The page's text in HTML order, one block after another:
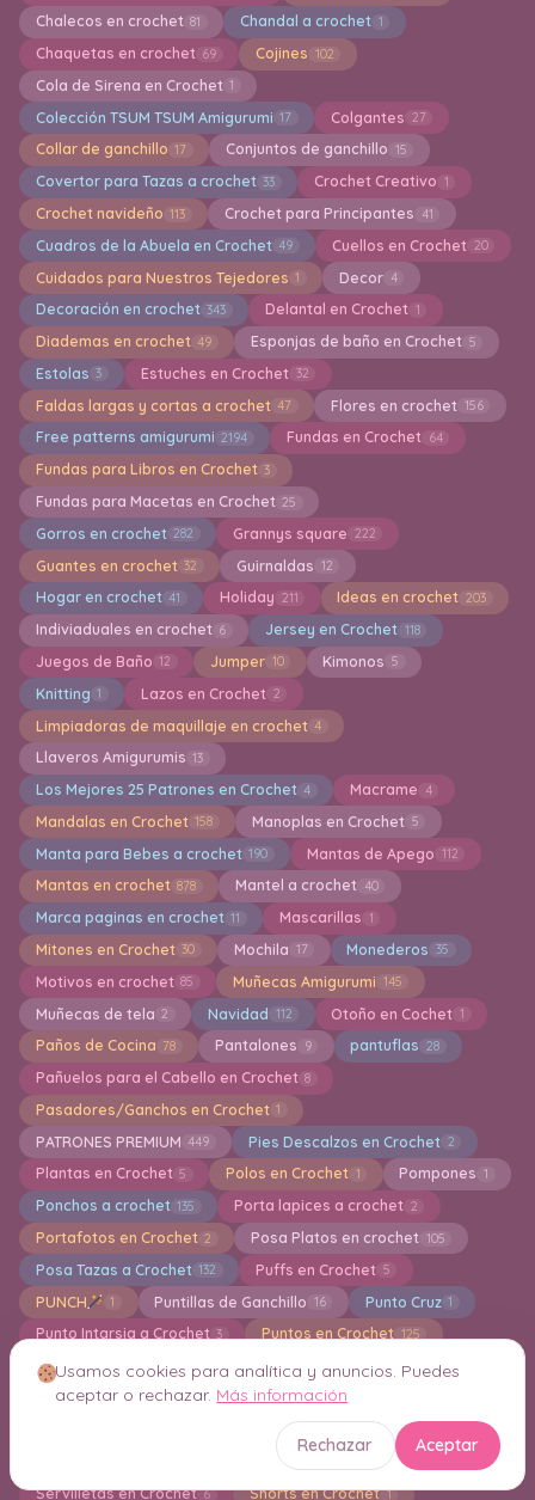
Chalecos en crochet 81 Chandal a crochet 1
Chaquetas en crochet 69 Cojines 102
Cola de Sirena en Crochet 1
Colección TSUM TSUM Amigurumi 17 Colgantes 27
Collar de ganchillo 17 Conjuntos de ganchillo 15
Covertor para Tazas a crochet 33 Crochet Creativo 1
Crochet navideño 113 Crochet para Principantes 41
Cuadros de la Abuela en Crochet 49 Cuellos en Crochet 20
Cuidados para Nuestros Tejedores 1 Decor 4
Decoración en crochet 343 Delantal en Crochet 1
Diademas en crochet 49 Esponjas de baño en Crochet 5
Estolas 3 Estuches en Crochet 32
Faldas largas y cortas a crochet 47 Flores en crochet 156
Free patterns amigurumi 2194 Fundas en Crochet 64
Fundas para Libros en Crochet 3
Fundas para Macetas en Crochet 25
Gorros en crochet 282 Grannys square 222
Guantes en crochet 32 Guirnaldas 12
Hogar en crochet 41 Holiday 211 Ideas en crochet 203
Indiviaduales en crochet 6 Jersey en Crochet 118
Juegos de Baño 12 Jumper 10 Kimonos 5
Knitting 1 Lazos en Crochet 2
Limpiadoras de maquillaje en crochet 4
Llaveros Amigurumis 13
Los Mejores 25 Patrones en Crochet 4 Macrame 4
Mandalas en Crochet 158 Manoplas en Crochet 5
Manta para Bebes a crochet 190 Mantas de Apego 112
Mantas en crochet 878 Mantel a crochet 40
Marca paginas en crochet 11 Mascarillas 1
Mitones en Crochet 30 Mochila 17 Monederos 35
Motivos en crochet 85 Muñecas Amigurumi 145
Muñecas de tela 2 Navidad 112 Otoño en Cochet 1
Paños de Cocina 78 Pantalones 9 pantuflas 28
Pañuelos para el Cabello en Crochet 8
Pasadores/Ganchos en Crochet 1
PATRONES PREMIUM 449 Pies Descalzos en Crochet 2
Plantas en Crochet 5 Polos en Crochet 1 Pompones 1
Ponchos a crochet 135 Porta lapices a crochet 2
Portafotos en Crochet 2 Posa Platos en crochet 105
Posa Tazas a Crochet 132 Puffs en Crochet 5
PUNCH 1 Puntillas de Ganchillo 16 Punto Cruz 1
Punto Intarsia a Crochet 3 Puntos en Crochet 125
Reciclando en Crochet 16 Riñoneras en Crochet 12
Ropa y Accesorios para Bebes a Crochet 110
Saco para Dormir en Crochet
31
Servilletas en Crochet 6 Shorts en Crochet 1
Usamos cookies para analítica y anuncios. Puedes
aceptar o rechazar. Más información
Rechazar Aceptar